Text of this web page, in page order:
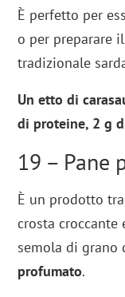
È perfetto per
o per preparare
tradizionale
Un etto di
di proteine, 2 g
19 – Pane
È un prodotto
crosta croccante
semola di grano
profumato.